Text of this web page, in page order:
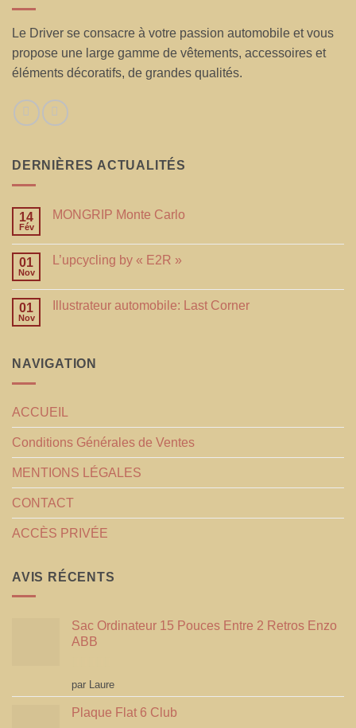
Le Driver se consacre à votre passion automobile et vous
propose une large gamme de vêtements, accessoires et
éléments décoratifs, de grandes qualités.
DERNIÈRES ACTUALITÉS
14
Fév
MONGRIP Monte Carlo
01
Nov
L’upcycling by « E2R »
01
Nov
Illustrateur automobile: Last Corner
NAVIGATION
ACCUEIL
Conditions Générales de Ventes
MENTIONS LÉGALES
CONTACT
ACCÈS PRIVÉE
AVIS RÉCENTS
Sac Ordinateur 15 Pouces Entre 2 Retros Enzo
ABB
Note5sur 5
par Laure
Plaque Flat 6 Club